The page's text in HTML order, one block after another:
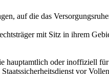
auf die das
mit Sitz in ihrem
oder inoffiziell
vor